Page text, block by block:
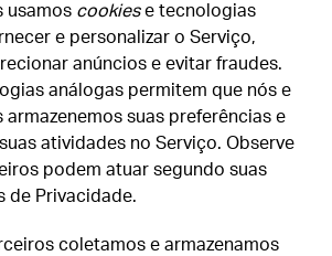
usamos cookiese tecnologias
e personalizar o Serviço,
anúncios e evitar fraudes.
análogas permitem que nós e
suas preferências e
atividades no Serviço. Observe
podem atuar segundo suas
de Privacidade.
coletamos e armazenamos